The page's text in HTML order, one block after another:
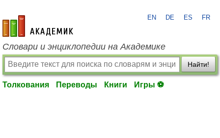
academic.ru
EN DE ES FR
Словари и энциклопедии на Академике
Найти!
Толкования Переводы Книги Игры ⚽